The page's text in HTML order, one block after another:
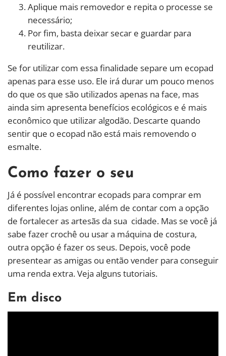
Aplique mais removedor e repita o processe se
necessário;
Por fim, basta deixar secar e guardar para
reutilizar.
Se for utilizar com essa finalidade separe um ecopad
apenas para esse uso. Ele irá durar um pouco menos
do que os que são utilizados apenas na face, mas
ainda sim apresenta benefícios ecológicos e é mais
econômico que utilizar algodão. Descarte quando
sentir que o ecopad não está mais removendo o
esmalte.
Como fazer o seu
Já é possível encontrar ecopads para comprar em
diferentes lojas online, além de contar com a opção
de fortalecer as artesãs da sua cidade. Mas se você já
sabe fazer crochê ou usar a máquina de costura,
outra opção é fazer os seus. Depois, você pode
presentear as amigas ou então vender para conseguir
uma renda extra. Veja alguns tutoriais.
Em disco